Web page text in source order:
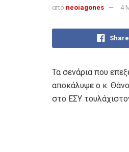
από neoiagones 4
Τα σενάρια που
αποκάλυψε ο κ.
στο ΕΣΥ